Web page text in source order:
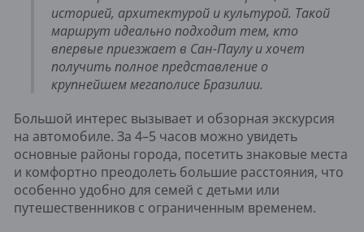
историей, архитектурой и культурой. Такой
маршрут идеально подходит тем, кто
впервые приезжает в Сан-Паулу и хочет
получить полное представление о
крупнейшем мегаполисе Бразилии.
Большой интерес вызывает и обзорная экскурсия
на автомобиле. За 4–5 часов можно увидеть
основные районы города, посетить знаковые места
и комфортно преодолеть большие расстояния, что
особенно удобно для семей с детьми или
путешественников с ограниченным временем.